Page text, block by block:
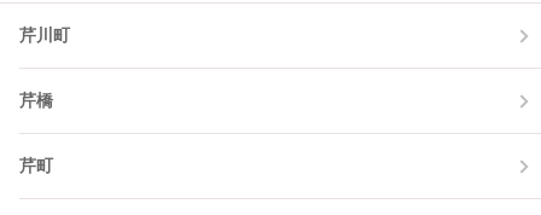
芹川町
芹橋
芹町